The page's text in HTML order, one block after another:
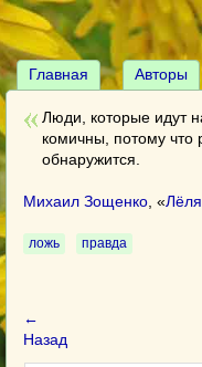
Главная Авторы
Люди, которые идут
комичны, потому что
обнаружится.
Михаил Зощенко , «
ложь правда
←
Назад